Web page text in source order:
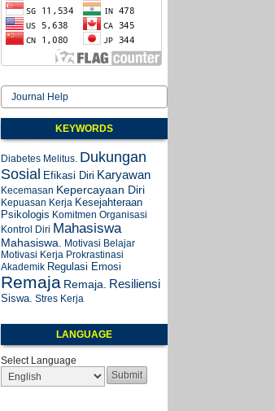
Journal Help
KEYWORDS
Diabetes Melitus. Dukungan
Sosial Efikasi Diri Karyawan
Kecemasan Kepercayaan Diri
Kepuasan Kerja Kesejahteraan
Psikologis Komitmen Organisasi
Kontrol Diri Mahasiswa
Mahasiswa. Motivasi Belajar
Motivasi Kerja Prokrastinasi
Akademik Regulasi Emosi
Remaja Remaja. Resiliensi
Siswa. Stres Kerja
LANGUAGE
Select Language